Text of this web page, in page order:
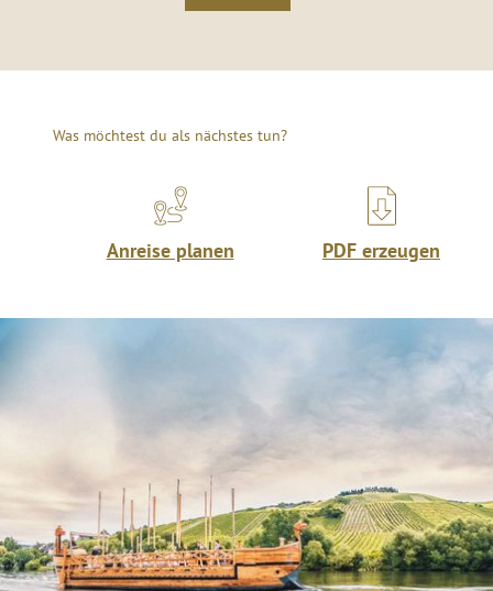
Was möchtest du als nächstes tun?
Anreise planen PDF erzeugen